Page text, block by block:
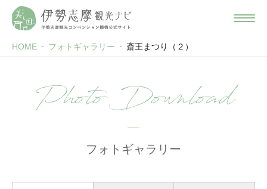
HOME フォトギャラリー 斎王まつり（２）
Photo Download
フォトギャラリー